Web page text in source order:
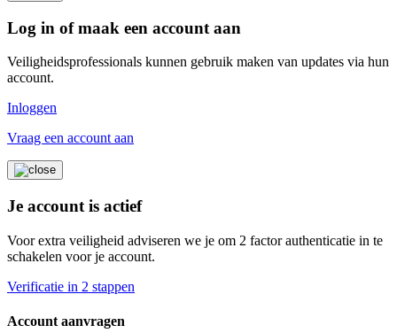
Log in of maak een account aan
Veiligheidsprofessionals kunnen gebruik maken van updates via hun
account.
Inloggen
Vraag een account aan
Je account is actief
Voor extra veiligheid adviseren we je om 2 factor authenticatie in te
schakelen voor je account.
Verificatie in 2 stappen
Account aanvragen